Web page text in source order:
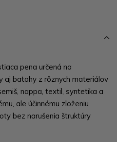
pena určená na
aj batohy z rôznych materiálov
nappa, textil, syntetika a
ale účinnému zloženiu
bez narušenia štruktúry